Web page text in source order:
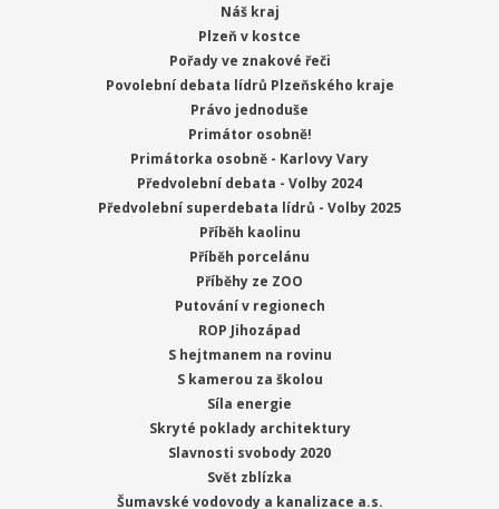
Náš kraj
Plzeň v kostce
Pořady ve znakové řeči
Povolební debata lídrů Plzeňského kraje
Právo jednoduše
Primátor osobně!
Primátorka osobně - Karlovy Vary
Předvolební debata - Volby 2024
Předvolební superdebata lídrů - Volby 2025
Příběh kaolinu
Příběh porcelánu
Příběhy ze ZOO
Putování v regionech
ROP Jihozápad
S hejtmanem na rovinu
S kamerou za školou
Síla energie
Skryté poklady architektury
Slavnosti svobody 2020
Svět zblízka
Šumavské vodovody a kanalizace a.s.